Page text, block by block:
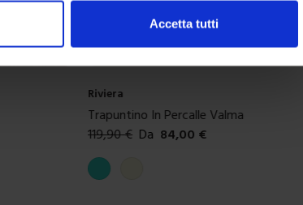
Accetta tutti
Riviera
Trapuntino In Percalle Valma
119,90€ Da 84,00€
Colori disponibili
TurcheseBeige